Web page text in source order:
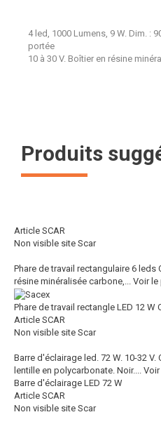
4 led, 1000 Lumens, 9 W. Dim. :
portée
10 à 30 V. Boîtier en résine
Produits
Article SCAR
Non visible site Scar
Phare de travail rectangulaire 6 leds
résine minéralisée carbone,... Voir
Phare de travail rectangle LED 12 W
Article SCAR
Non visible site Scar
Barre d'éclairage led. 72 W. 10-32
lentille en polycarbonate. Noir....
Barre d'éclairage LED 72 W
Article SCAR
Non visible site Scar